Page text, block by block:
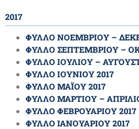
2017
ΦΥΛΛΟ ΝΟΕΜΒΡΙΟΥ –
ΦΥΛΛΟ ΣΕΠΤΕΜΒΡΙΟΥ –
ΦΥΛΛΟ ΙΟΥΛΙΟΥ –
ΦΥΛΛΟ ΙΟΥΝΙΟΥ 2017
ΦΥΛΛΟ ΜΑΪΟΥ 2017
ΦΥΛΛΟ ΜΑΡΤΙΟΥ –
ΦΥΛΛΟ ΦΕΒΡΟΥΑΡΙΟΥ 2017
ΦΥΛΛΟ ΙΑΝΟΥΑΡΙΟΥ 2017